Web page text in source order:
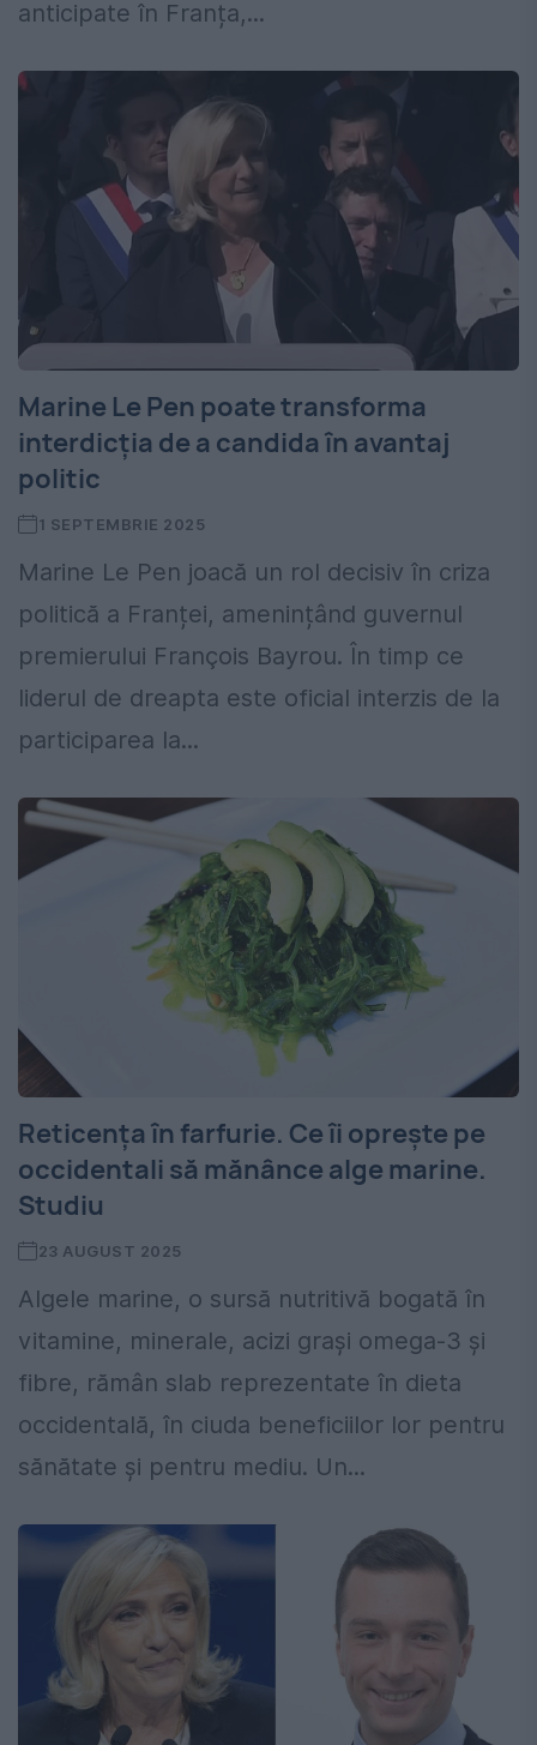
anticipate în Franța,...
Marine Le Pen poate transforma
interdicția de a candida în avantaj
politic
1 SEPTEMBRIE 2025
Marine Le Pen joacă un rol decisiv în criza
politică a Franței, amenințând guvernul
premierului François Bayrou. În timp ce
liderul de dreapta este oficial interzis de la
participarea la...
Reticența în farfurie. Ce îi oprește pe
occidentali să mănânce alge marine.
Studiu
23 AUGUST 2025
Algele marine, o sursă nutritivă bogată în
vitamine, minerale, acizi grași omega-3 și
fibre, rămân slab reprezentate în dieta
occidentală, în ciuda beneficiilor lor pentru
sănătate și pentru mediu. Un...